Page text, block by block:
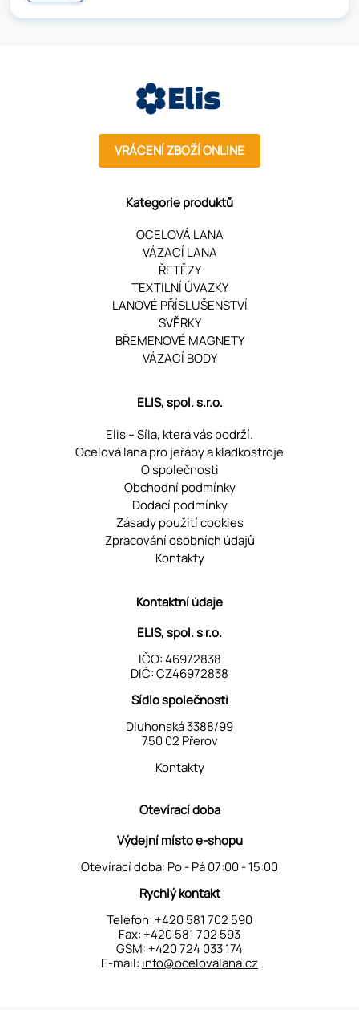
VRÁCENÍ ZBOŽÍ ONLINE
Kategorie produktů
OCELOVÁ LANA
VÁZACÍ LANA
ŘETĚZY
TEXTILNÍ ÚVAZKY
LANOVÉ PŘÍSLUŠENSTVÍ
SVĚRKY
BŘEMENOVÉ MAGNETY
VÁZACÍ BODY
ELIS, spol. s.r.o.
Elis – Síla, která vás podrží.
Ocelová lana pro jeřáby a kladkostroje
O společnosti
Obchodní podmínky
Dodací podmínky
Zásady použití cookies
Zpracování osobních údajů
Kontakty
Kontaktní údaje
ELIS, spol. s r.o.
IČO: 46972838
DIČ: CZ46972838
Sídlo společnosti
Dluhonská 3388/99
750 02 Přerov
Kontakty
Otevírací doba
Výdejní místo e-shopu
Otevírací doba: Po - Pá 07:00 - 15:00
Rychlý kontakt
Telefon: +420 581 702 590
Fax: +420 581 702 593
GSM: +420 724 033 174
E-mail: info@ocelovalana.cz